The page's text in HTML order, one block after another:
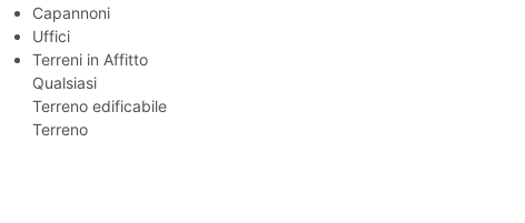
Capannoni
Uffici
Terreni in Affitto
Qualsiasi
Terreno edificabile
Terreno